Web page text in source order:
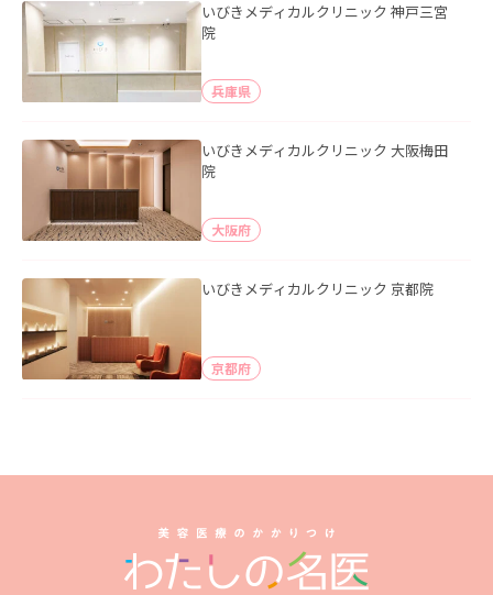
いびきメディカルクリニック 神戸三宮
院
兵庫県
いびきメディカルクリニック 大阪梅田
院
大阪府
いびきメディカルクリニック 京都院
京都府